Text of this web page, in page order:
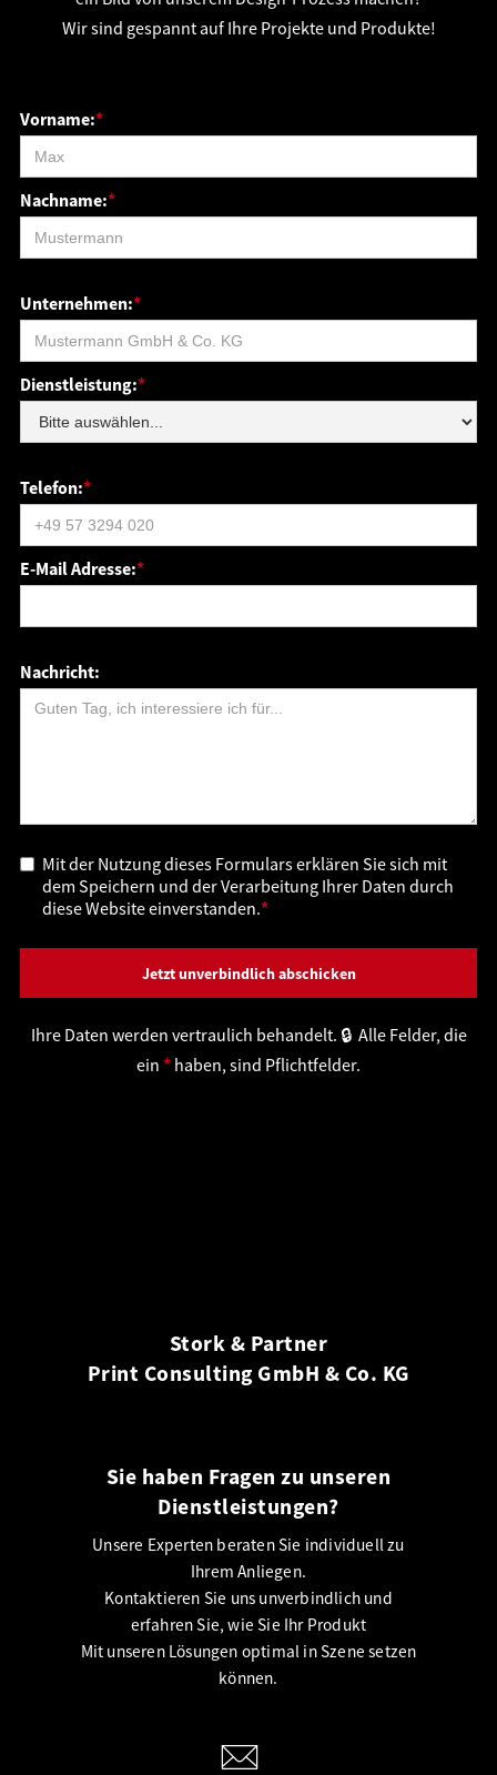
Wir sind gespannt auf Ihre Projekte und Produkte!
Vorname:*
Nachname:*
Unternehmen:*
Dienstleistung:*
Telefon:*
E-Mail Adresse:*
Nachricht:
Mit der Nutzung dieses Formulars erklären Sie sich mit
dem Speichern und der Verarbeitung Ihrer Daten durch
diese Website einverstanden.*
Ihre Daten werden vertraulich behandelt. 🔒 Alle Felder, die
ein * haben, sind Pflichtfelder.
Stork & Partner
Print Consulting GmbH & Co. KG
Sie haben Fragen zu unseren
Dienstleistungen?
Unsere Experten beraten Sie individuell zu
Ihrem Anliegen.
Kontaktieren Sie uns unverbindlich und
erfahren Sie, wie Sie Ihr Produkt
Mit unseren Lösungen optimal in Szene setzen
können.